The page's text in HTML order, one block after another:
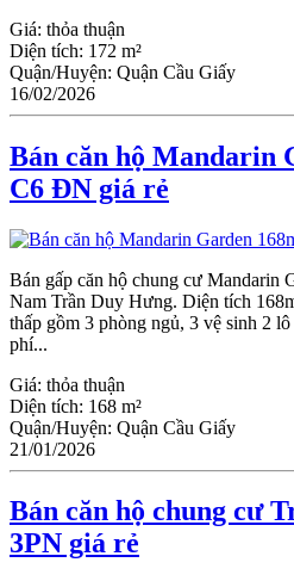
Giá: thỏa thuận
Diện tích: 172 m²
Quận/Huyện: Quận Cầu Giấy
16/02/2026
Bán căn hộ Mandarin
C6 ĐN giá rẻ
Bán gấp căn hộ chung cư Mandarin
Nam Trần Duy Hưng. Diện tích
thấp gồm 3 phòng ngủ, 3 vệ sinh 2
phí...
Giá: thỏa thuận
Diện tích: 168 m²
Quận/Huyện: Quận Cầu Giấy
21/01/2026
Bán căn hộ chung cư
3PN giá rẻ